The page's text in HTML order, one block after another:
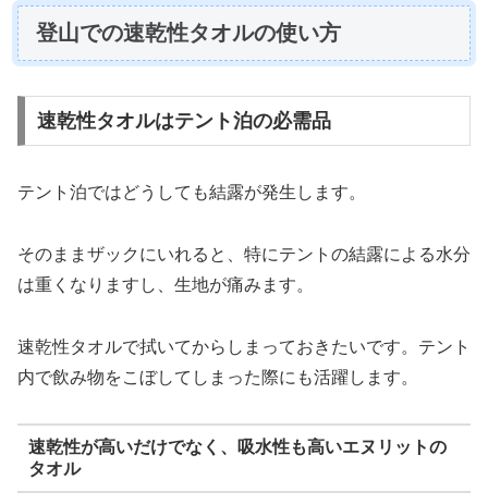
登山での速乾性タオルの使い方
速乾性タオルはテント泊の必需品
テント泊ではどうしても結露が発生します。
そのままザックにいれると、特にテントの結露による水分
は重くなりますし、生地が痛みます。
速乾性タオルで拭いてからしまっておきたいです。テント
内で飲み物をこぼしてしまった際にも活躍します。
速乾性が高いだけでなく、吸水性も高いエヌリットの
タオル